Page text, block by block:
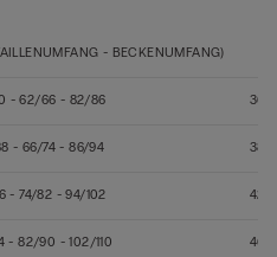
- BECKENUMFANG)
- 62/66 - 82/86 36/
- 66/74 - 86/94 38/
- 74/82 - 94/102 42/
- 82/90 - 102/110 46/